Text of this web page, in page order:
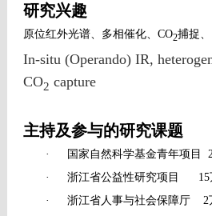
研究兴趣
原位红外光谱、多相催化、 CO2捕捉、
In-situ (Operando) IR,
CO2 capture
主持及参与的研究课题
· 国家自然科学基金青年项目
·
浙江省公益性研究项目 15
·
浙江省人事与社会保障厅2